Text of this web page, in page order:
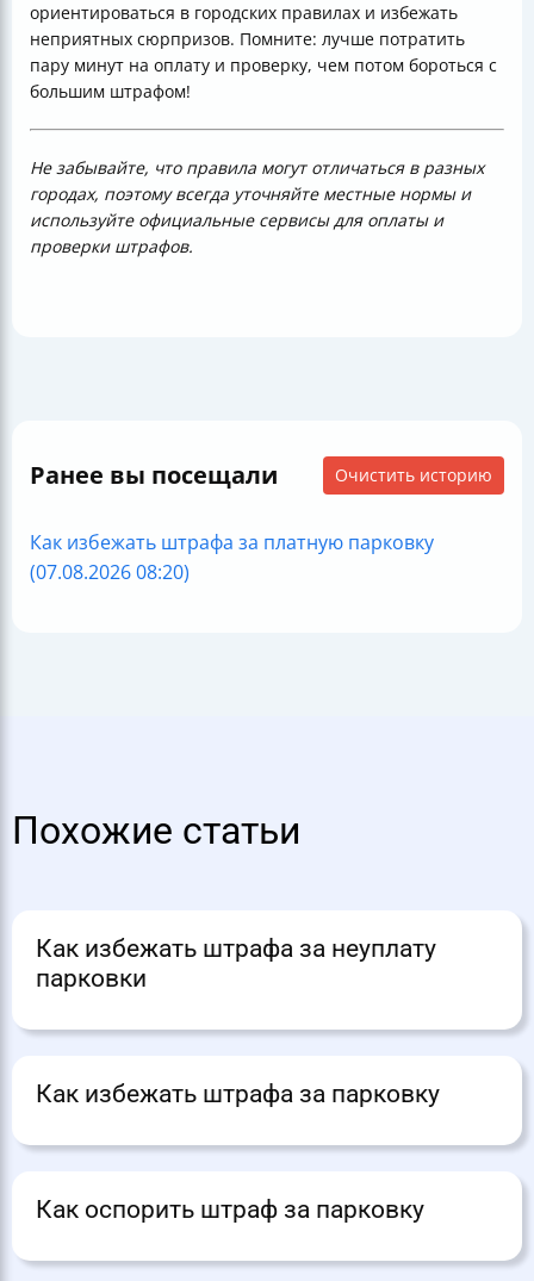
ориентироваться в городских правилах и избежать
неприятных сюрпризов. Помните: лучше потратить
пару минут на оплату и проверку, чем потом бороться с
большим штрафом!
Не забывайте, что правила могут отличаться в разных
городах, поэтому всегда уточняйте местные нормы и
используйте официальные сервисы для оплаты и
проверки штрафов.
Ранее вы посещали Очистить историю
Как избежать штрафа за платную парковку
(07.08.2026 08:20)
Похожие статьи
Как избежать штрафа за неуплату
парковки
Как избежать штрафа за парковку
Как оспорить штраф за парковку